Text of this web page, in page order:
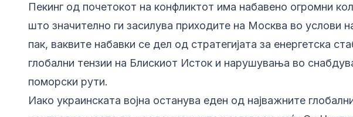
Пекинг од почетокот на конфликтот има набавено огромни
што значително ги засилува приходите на Москва во услови
пак, ваквите набавки се дел од стратегијата за енергетска
глобални тензии на Блискиот Исток и нарушувања во
поморски рути.
Иако украинската војна останува еден од најважните